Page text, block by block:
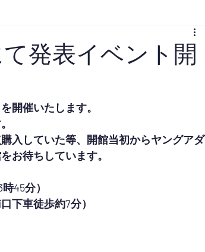
発表イベント開
開催いたします。
入していた等、開館当初からヤングアダ
お待ちしています。
45分）
下車徒歩約7分）